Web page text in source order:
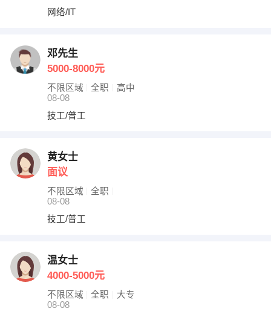
网络/IT
邓先生
5000-8000元
不限区域 全职
高中
08-08
技工/普工
黄女士
面议
不限区域
全职
08-08
技工/普工
温女士
4000-5000元
不限区域 全职
大专
08-08